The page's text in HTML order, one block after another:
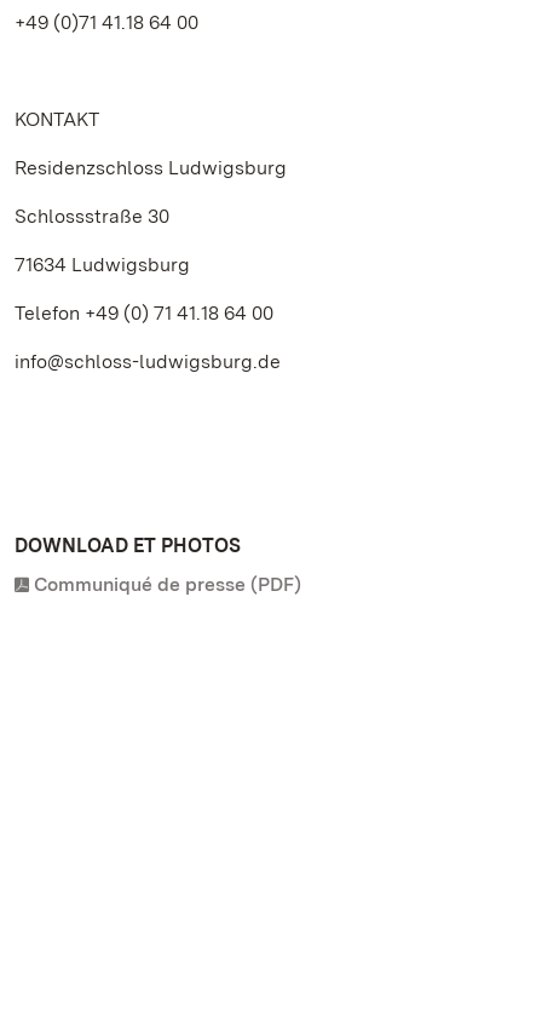
+49 (0)71 41.18 64 00
KONTAKT
Residenzschloss Ludwigsburg
Schlossstraße 30
71634 Ludwigsburg
Telefon +49 (0) 71 41.18 64 00
info@schloss-ludwigsburg.de
DOWNLOAD ET PHOTOS
Communiqué de presse (PDF)